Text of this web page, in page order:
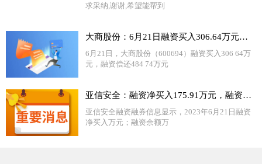
求采纳,谢谢,希望能帮到
大商股份：6月21日融资买入306.64万元，融资融券余额3.25亿元
6月21日，大商股份（600694）融资买入306 64万
元，融资偿还484 74万元
亚信安全：融资净买入175.91万元，融资余额2857.55万元（06-21） 每日关注
亚信安全融资融券信息显示，2023年6月21日融资
净买入万元；融资余额万